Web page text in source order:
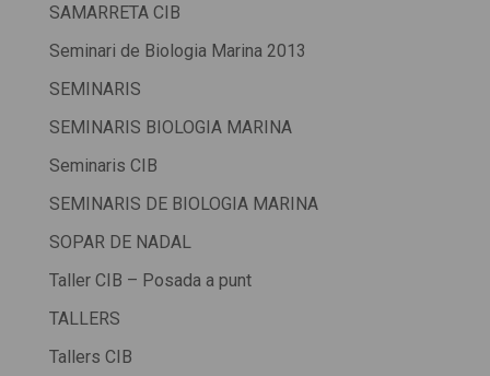
SAMARRETA CIB
Seminari de Biologia Marina 2013
SEMINARIS
SEMINARIS BIOLOGIA MARINA
Seminaris CIB
SEMINARIS DE BIOLOGIA MARINA
SOPAR DE NADAL
Taller CIB – Posada a punt
TALLERS
Tallers CIB